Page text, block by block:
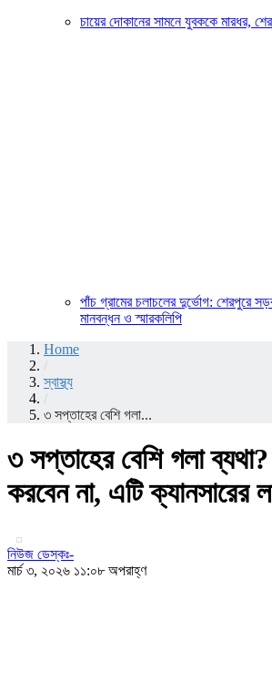
চায়ের দোকানের সামনে যুবককে মারধর,
পাঁচ গ্রামের চলাচলের দুর্ভোগ: শেরপুরে
মানবন্ধন ও স্মারকলিপি
Home
/
স্বাস্থ্য
/
৩ সপ্তাহের বেশি গলা...
৩ সপ্তাহের বেশি গলা ব্যথা?
করবেন না, এটি ক্যানসারের
নিউজ ডেস্কঃ-
মার্চ ৩, ২০২৬ ১১:০৮ অপরাহ্ণ